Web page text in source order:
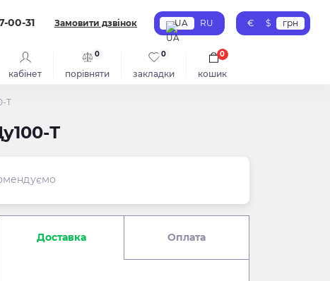
00-31 Замовити дзвінок UA RU € $ грн
кабінет порівняти
0
закладки
0
кошик
0
Т
Т
Доставка Оплата